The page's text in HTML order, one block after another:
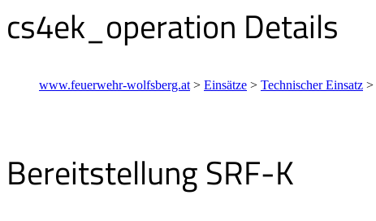
cs4ek_operation Details
www.feuerwehr-wolfsberg.at > Einsätze > Technischer Einsatz >
Bereitstellung SRF-K